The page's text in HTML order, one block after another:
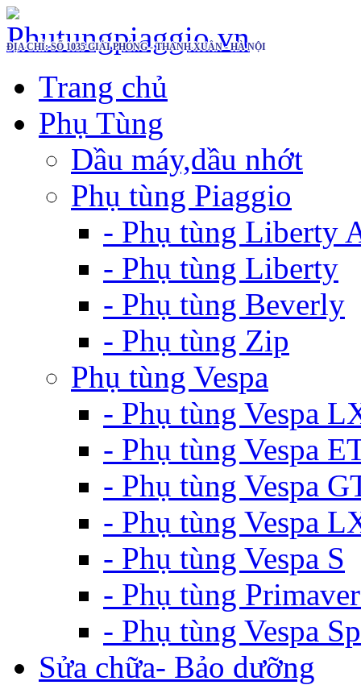
ĐỊA CHỈ: SỐ 1035 GIẢI PHÓNG - THANH XUÂN - HÀ NỘI
Trang chủ
Phụ Tùng
Dầu máy,dầu nhớt
Phụ tùng Piaggio
- Phụ tùng Liberty
- Phụ tùng Liberty
- Phụ tùng Beverly
- Phụ tùng Zip
Phụ tùng Vespa
- Phụ tùng Vespa
- Phụ tùng Vespa
- Phụ tùng Vespa
- Phụ tùng Vespa
- Phụ tùng Vespa S
- Phụ tùng
- Phụ tùng Vespa
Sửa chữa- Bảo dưỡng